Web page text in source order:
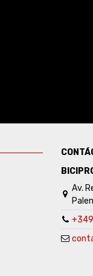
Av.